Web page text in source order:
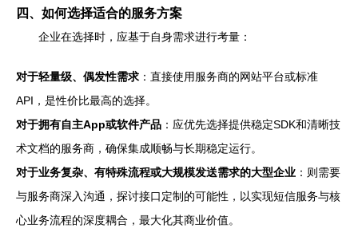
四、如何选择适合的服务方案
企业在选择时，应基于自身需求进行考量：
对于轻量级、偶发性需求 ：直接使用服务商的网站平台或标准
API，是性价比最高的选择。
对于拥有自主App或软件产品 ：应优先选择提供稳定SDK和清晰技
术文档的服务商，确保集成顺畅与长期稳定运行。
对于业务复杂、有特殊流程或大规模发送需求的大型企业 ：则需要
与服务商深入沟通，探讨接口定制的可能性，以实现短信服务与核
心业务流程的深度耦合，最大化其商业价值。